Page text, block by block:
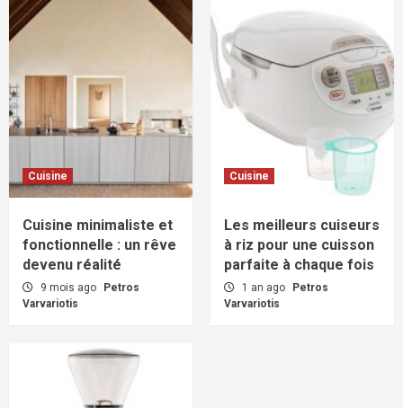
Cuisine
Cuisine minimaliste et
fonctionnelle : un rêve
devenu réalité
9 mois ago
Petros
Varvariotis
Cuisine
Les meilleurs cuiseurs
à riz pour une cuisson
parfaite à chaque fois
1 an ago
Petros
Varvariotis